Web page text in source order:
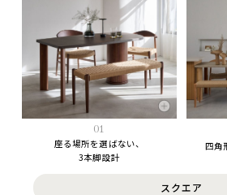
01
座る場所を選ばない、
3本脚設計
四角
スクエア